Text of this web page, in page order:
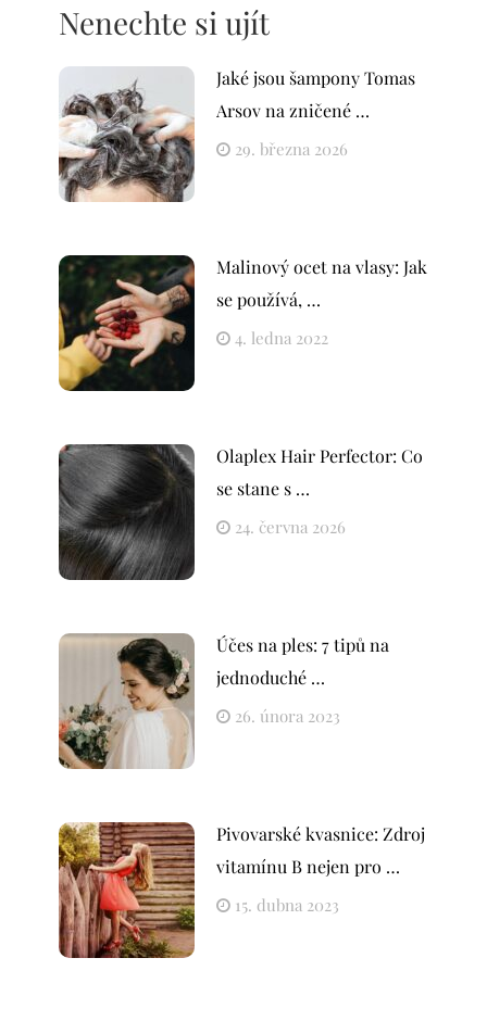
Nenechte si ujít
Jaké jsou šampony Tomas
Arsov na zničené …
29. března 2026
Malinový ocet na vlasy: Jak
se používá, …
4. ledna 2022
Olaplex Hair Perfector: Co
se stane s …
24. června 2026
Účes na ples: 7 tipů na
jednoduché …
26. února 2023
Pivovarské kvasnice: Zdroj
vitamínu B nejen pro …
15. dubna 2023